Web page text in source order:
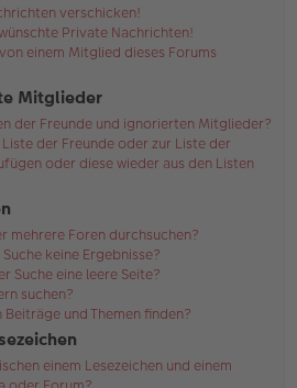
verschicken!
Private Nachrichten!
einem Mitglied dieses Forums
Mitglieder
der Freunde und ignorierten Mitglieder?
der Freunde oder zur Liste der
oder diese wieder aus den Listen
mehrere Foren durchsuchen?
keine Ergebnisse?
Suche eine leere Seite?
suchen?
und Themen finden?
einem Lesezeichen und einem